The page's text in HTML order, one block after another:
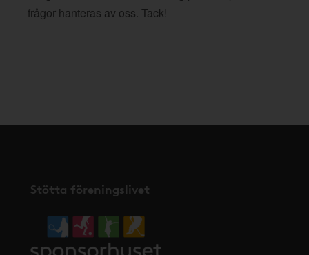
frågor hanteras av oss. Tack!
Stötta föreningslivet